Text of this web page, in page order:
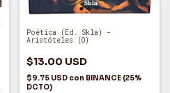
Poética (Ed. Skla) -
Aristóteles (O)
$13.00 USD
$9.75 USD con BINANCE (25%
DCTO)